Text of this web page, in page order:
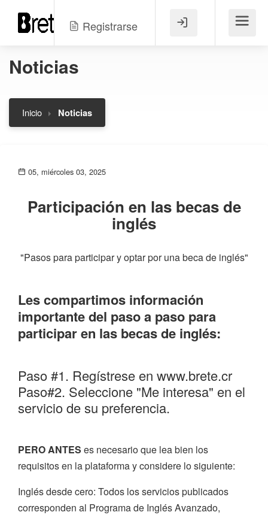
Registrarse Menú
Noticias
Inicio Noticias
05, miércoles 03, 2025
Participación en las becas de
inglés
"Pasos para participar y optar por una beca de inglés"
Les compartimos información
importante del paso a paso para
participar en las becas de inglés:
Paso #1. Regístrese en www.brete.cr
Paso#2. Seleccione "Me interesa" en el
servicio de su preferencia.
PERO ANTES es necesario que lea bien los
requisitos en la plataforma y considere lo siguiente:
Inglés desde cero: Todos los servicios publicados
corresponden al Programa de Inglés Avanzado,